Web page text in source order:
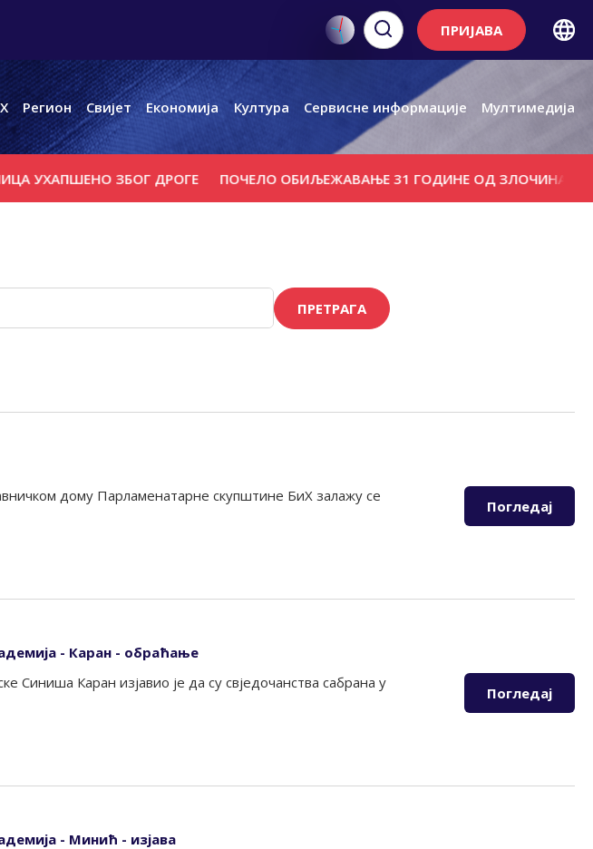
ПРИЈАВА
Регион Свијет Економија Култура Сервисне информације Мултимедија
ЗБОГ ДРОГЕ ПОЧЕЛО ОБИЉЕЖАВАЊЕ 31 ГОДИНЕ ОД ЗЛОЧИНА НАД
ПРЕТРАГА
дому Парламенатарне скупштине БиХ залажу се
Погледај
- Каран - обраћање
Каран изјавио је да су свједочанства сабрана у
Погледај
- Минић - изјава